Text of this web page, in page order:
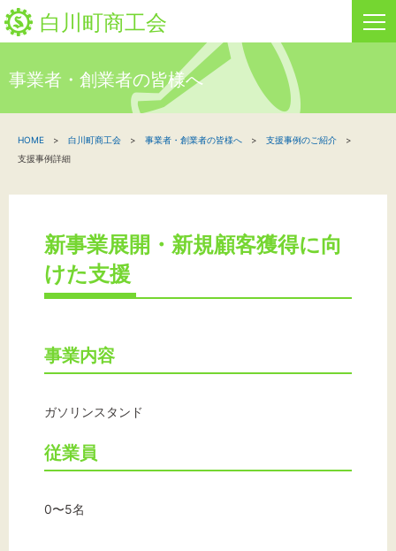
白川町商工会
新着情報
関係機関の方へ
お問い合わせ
事業者・創業者の皆様へ
HOME 白川町商工会 事業者・創業者の皆様へ
支援事例のご紹介
支援事例詳細
新事業展開・新規顧客獲得に向
けた支援
事業内容
ガソリンスタンド
従業員
0〜5名